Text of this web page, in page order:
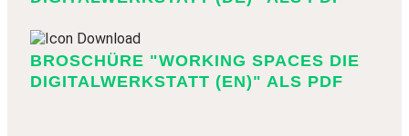
BROSCHÜRE "WORKING SPACES DIE
DIGITALWERKSTATT (EN)" ALS PDF